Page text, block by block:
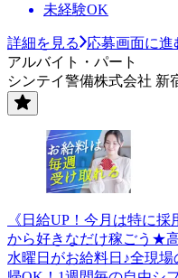
未経験OK
詳細を見る
応募画面に進
アルバイト・パート
シンテイ警備株式会社 新
《日給UP！今月は特に
から好きなだけ稼ごう★
水曜日がお給料日♪全現